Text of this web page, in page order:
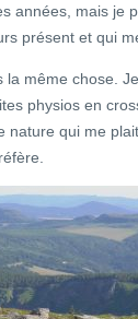
années, mais je
présent et qui
même chose.
physios en
nature qui me